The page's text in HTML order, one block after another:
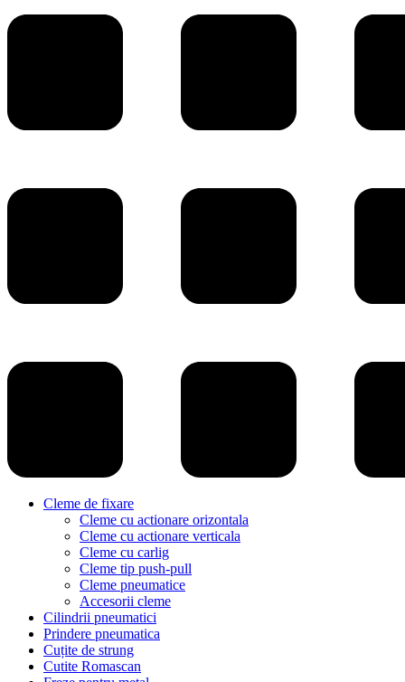
Cleme de fixare
Cleme cu actionare orizontala
Cleme cu actionare verticala
Cleme cu carlig
Cleme tip push-pull
Cleme pneumatice
Accesorii cleme
Cilindrii pneumatici
Prindere pneumatica
Cuțite de strung
Cutite Romascan